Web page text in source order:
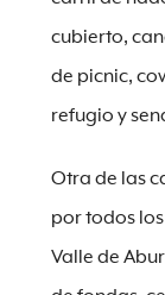
cubierto,
de picnic,
refugio y
Otra de las
por todos
Valle de